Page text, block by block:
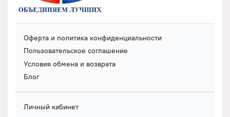
Оферта и политика конфиденциальности
Пользовательское соглашение
Условия обмена и возврата
Блог
Личный кабинет